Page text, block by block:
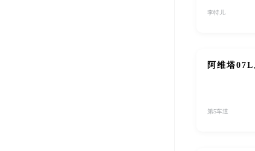
李特儿
阿维塔
第5车道